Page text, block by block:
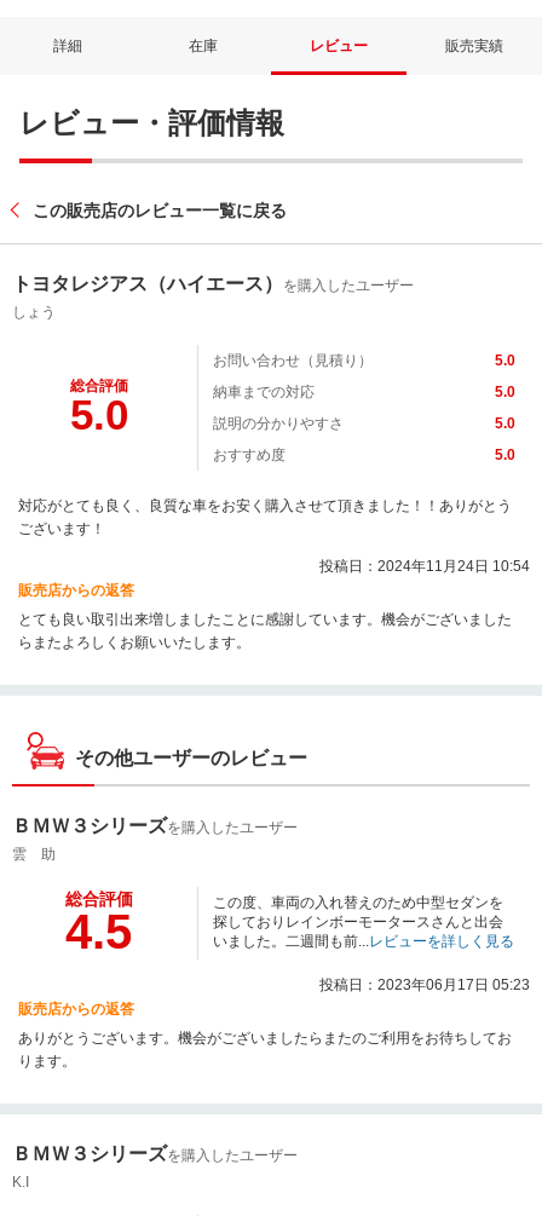
詳細 在庫 レビュー 販売実績
レビュー・評価情報
この販売店のレビュー一覧に戻る
トヨタレジアス（ハイエース）
を購入したユーザー
しょう
総合評価
5.0
お問い合わせ（見積り）
5.0
納車までの対応
5.0
説明の分かりやすさ
5.0
おすすめ度
5.0
対応がとても良く、良質な車をお安く購入させて頂きました！！ありがとう
ございます！
投稿日：2024年11月24日 10:54
販売店からの返答
とても良い取引出来増しましたことに感謝しています。機会がございました
らまたよろしくお願いいたします。
その他ユーザーのレビュー
ＢＭＷ３シリーズを購入したユーザー
雲 助
総合評価
4.5
この度、車両の入れ替えのため中型セダンを
探しておりレインボーモータースさんと出会
いました。二週間も前...レビューを詳しく見る
投稿日：2023年06月17日 05:23
販売店からの返答
ありがとうございます。機会がございましたらまたのご利用をお待ちしてお
ります。
ＢＭＷ３シリーズを購入したユーザー
K.I